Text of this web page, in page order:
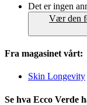
Det er ingen
Vær den
Fra magasinet vårt:
Skin Longevity
Se hva Ecco Verde